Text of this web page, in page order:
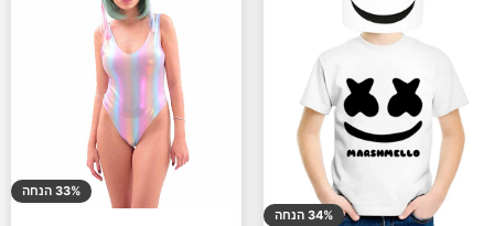
34% הנחה
33% הנחה